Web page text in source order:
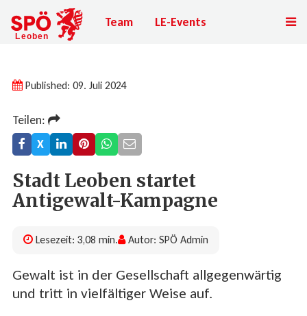
Team LE-Events
Published: 09. Juli 2024
Teilen:
X
Stadt Leoben startet
Antigewalt-Kampagne
Lesezeit: 3,08 min. Autor: SPÖ Admin
Gewalt ist in der Gesellschaft allgegenwärtig
und tritt in vielfältiger Weise auf.